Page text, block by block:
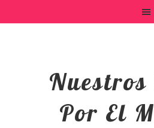
Nuestros
Por El